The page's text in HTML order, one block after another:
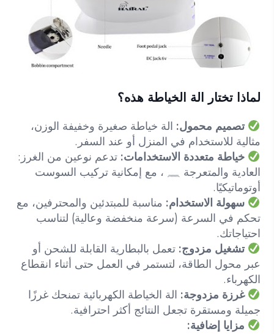
لماذا تختار الة الخياطة هذه؟
تصميم محمول: الة خياطة صغيرة وخفيفة الوزن،
مثالية للاستخدام في المنزل أو عند السفر.
خياطة متعددة الاستخدامات: تدعم نوعين من الغرز:
العادية والمتعرجة 𓈖 ، مع إمكانية تركيب السوست
أوتوماتيكيًا.
سهولة الاستخدام: مناسبة للمبتدئين والمحترفين، مع
تحكم في السرعة (سرعة منخفضة وعالية) لتناسب
احتياجاتك.
تشغيل مزدوج: تعمل بالبطارية القابلة للشحن أو
عبر محول الطاقة، لتستمر في العمل حتى أثناء انقطاع
الكهرباء.
غرزة مزدوجة: الة الخياطة الكهربائية تمنحك غرزًا
جميلة ومستقرة تجعل النتائج أكثر احترافية.
مزايا إضافية: